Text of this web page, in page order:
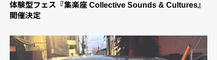
体験型フェス『集楽座 Collective Sounds & Cultures』
開催決定